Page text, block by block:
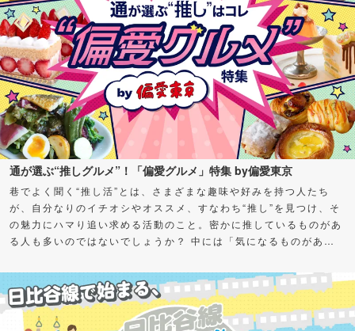
通が選ぶ“推しグルメ”！「偏愛グルメ」特集 by偏愛東京
巷でよく聞く“推し活”とは、さまざまな趣味や好みを持つ人たち
が、自分なりのイチオシやオススメ、すなわち“推し”を見つけ、そ
の魅力にハマり追い求める活動のこと。密かに推しているものがあ
る人も多いのではないでしょうか？ 中には「気になるものがある
けたい！」とお悩みの方もいるかもしれません。 そこで今回、さ
まざまなグルメの“通（ツウ）”に“推し”をアンケート！愛してやま
ない、超オススメスポット＆グルメを聞いちゃいました。気になる
カテゴリーがあったら、ぜひチェックしてみてくださいね。